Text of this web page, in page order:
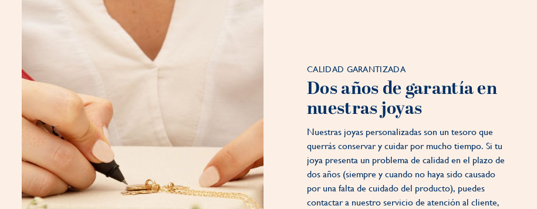
CALIDAD GARANTIZADA
Dos años de garantía en
nuestras joyas
Nuestras joyas personalizadas son un tesoro que
querrás conservar y cuidar por mucho tiempo. Si tu
joya presenta un problema de calidad en el plazo de
dos años (siempre y cuando no haya sido causado
por una falta de cuidado del producto), puedes
contactar a nuestro servicio de atención al cliente,